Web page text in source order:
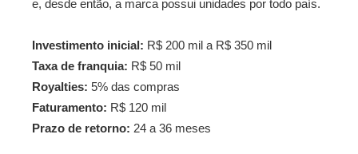
e, desde então, a marca possui unidades por todo país.
Investimento inicial: R$ 200 mil a R$ 350 mil
Taxa de franquia: R$ 50 mil
Royalties: 5% das compras
Faturamento: R$ 120 mil
Prazo de retorno: 24 a 36 meses